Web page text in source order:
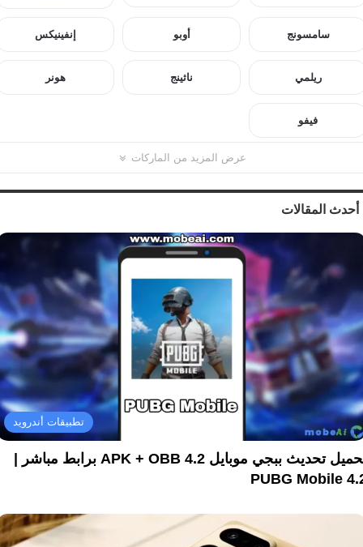
سامسونج أوبو إنفينيكس
ريلمي ناثينج هونر
فيفو
عرض المزيد من الماركات
أحدث المقالات
تطبيقات أندرويد
تحميل تحديث ببجي موبايل 4.2 APK + OBB برابط مباشر |
PUBG Mobile